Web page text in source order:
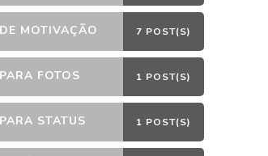
MOTIVAÇÃO 7 POST(S)
FOTOS 1 POST(S)
STATUS 1 POST(S)